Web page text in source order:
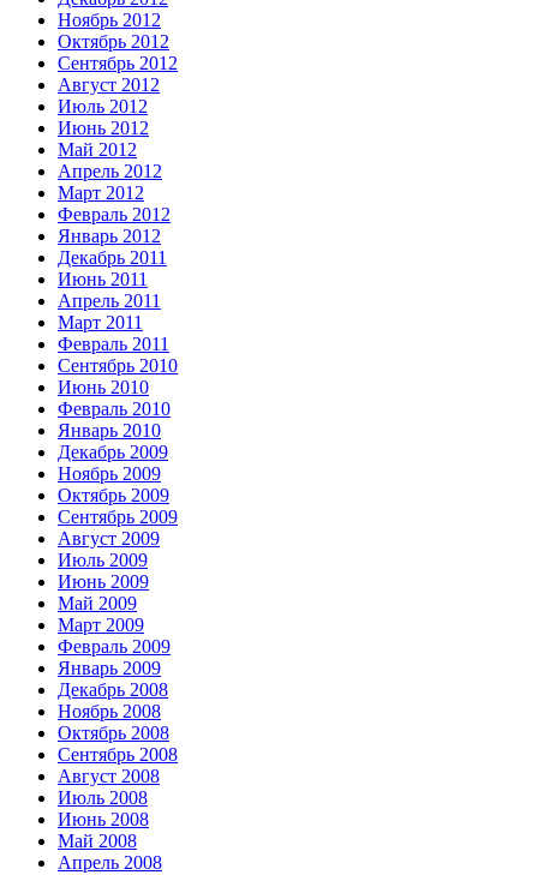
Ноябрь 2012
Октябрь 2012
Сентябрь 2012
Август 2012
Июль 2012
Июнь 2012
Май 2012
Апрель 2012
Март 2012
Февраль 2012
Январь 2012
Декабрь 2011
Июнь 2011
Апрель 2011
Март 2011
Февраль 2011
Сентябрь 2010
Июнь 2010
Февраль 2010
Январь 2010
Декабрь 2009
Ноябрь 2009
Октябрь 2009
Сентябрь 2009
Август 2009
Июль 2009
Июнь 2009
Май 2009
Март 2009
Февраль 2009
Январь 2009
Декабрь 2008
Ноябрь 2008
Октябрь 2008
Сентябрь 2008
Август 2008
Июль 2008
Июнь 2008
Май 2008
Апрель 2008